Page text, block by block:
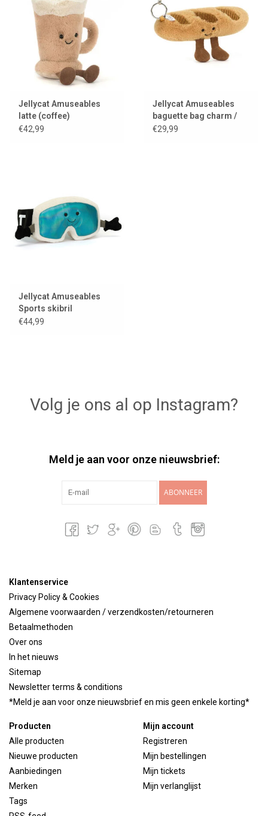
Jellycat Amuseables
latte (coffee)
€42,99
Jellycat Amuseables
baguette bag charm /
sleutelhanger
€29,99
Jellycat Amuseables
Sports skibril
€44,99
Volg je ons al op Instagram?
Meld je aan voor onze nieuwsbrief:
ABONNEER
Klantenservice
Privacy Policy & Cookies
Algemene voorwaarden / verzendkosten/retourneren
Betaalmethoden
Over ons
In het nieuws
Sitemap
Newsletter terms & conditions
*Meld je aan voor onze nieuwsbrief en mis geen enkele korting*
Producten
Alle producten
Nieuwe producten
Aanbiedingen
Merken
Tags
Mijn account
Registreren
Mijn bestellingen
Mijn tickets
Mijn verlanglijst